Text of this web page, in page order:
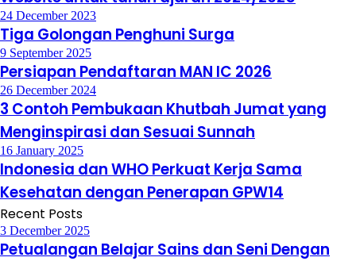
24 December 2023
Tiga Golongan Penghuni Surga
9 September 2025
Persiapan Pendaftaran MAN IC 2026
26 December 2024
3 Contoh Pembukaan Khutbah Jumat yang
Menginspirasi dan Sesuai Sunnah
16 January 2025
Indonesia dan WHO Perkuat Kerja Sama
Kesehatan dengan Penerapan GPW14
Recent Posts
3 December 2025
Petualangan Belajar Sains dan Seni Dengan